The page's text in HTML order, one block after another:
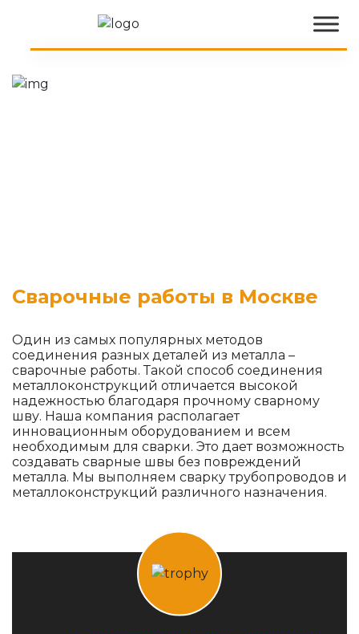
Сварочные работы в Москве
Один из самых популярных методов
соединения разных деталей из металла –
сварочные работы. Такой способ соединения
металлоконструкций отличается высокой
надежностью благодаря прочному сварному
шву. Наша компания располагает
инновационным оборудованием и всем
необходимым для сварки. Это дает возможность
создавать сварные швы без повреждений
металла. Мы выполняем сварку трубопроводов и
металлоконструкций различного назначения.